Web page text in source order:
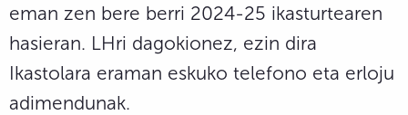
eman zen bere berri 2024-25 ikasturtearen
hasieran. LHri dagokionez, ezin dira
Ikastolara eraman eskuko telefono eta erloju
adimendunak.